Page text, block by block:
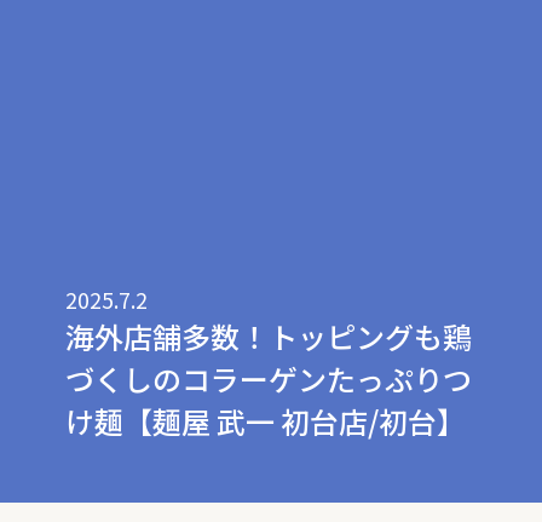
2025.7.2
海外店舗多数！トッピングも鶏
づくしのコラーゲンたっぷりつ
け麺【麺屋 武一 初台店/初台】